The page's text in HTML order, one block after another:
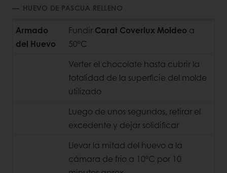
HUEVO DE PASCUA RELLENO
Armado
del Huevo
Fundir Carat Coverlux Moldeo a
50ºC
Verter el chocolate hasta cubrir la
totalidad de la superficie del molde
utilizado
Luego de unos segundos, retirar el
excedente y dejar solidificar
Llevar la mitad del huevo a la
cámara de frío a 10ºC por 10